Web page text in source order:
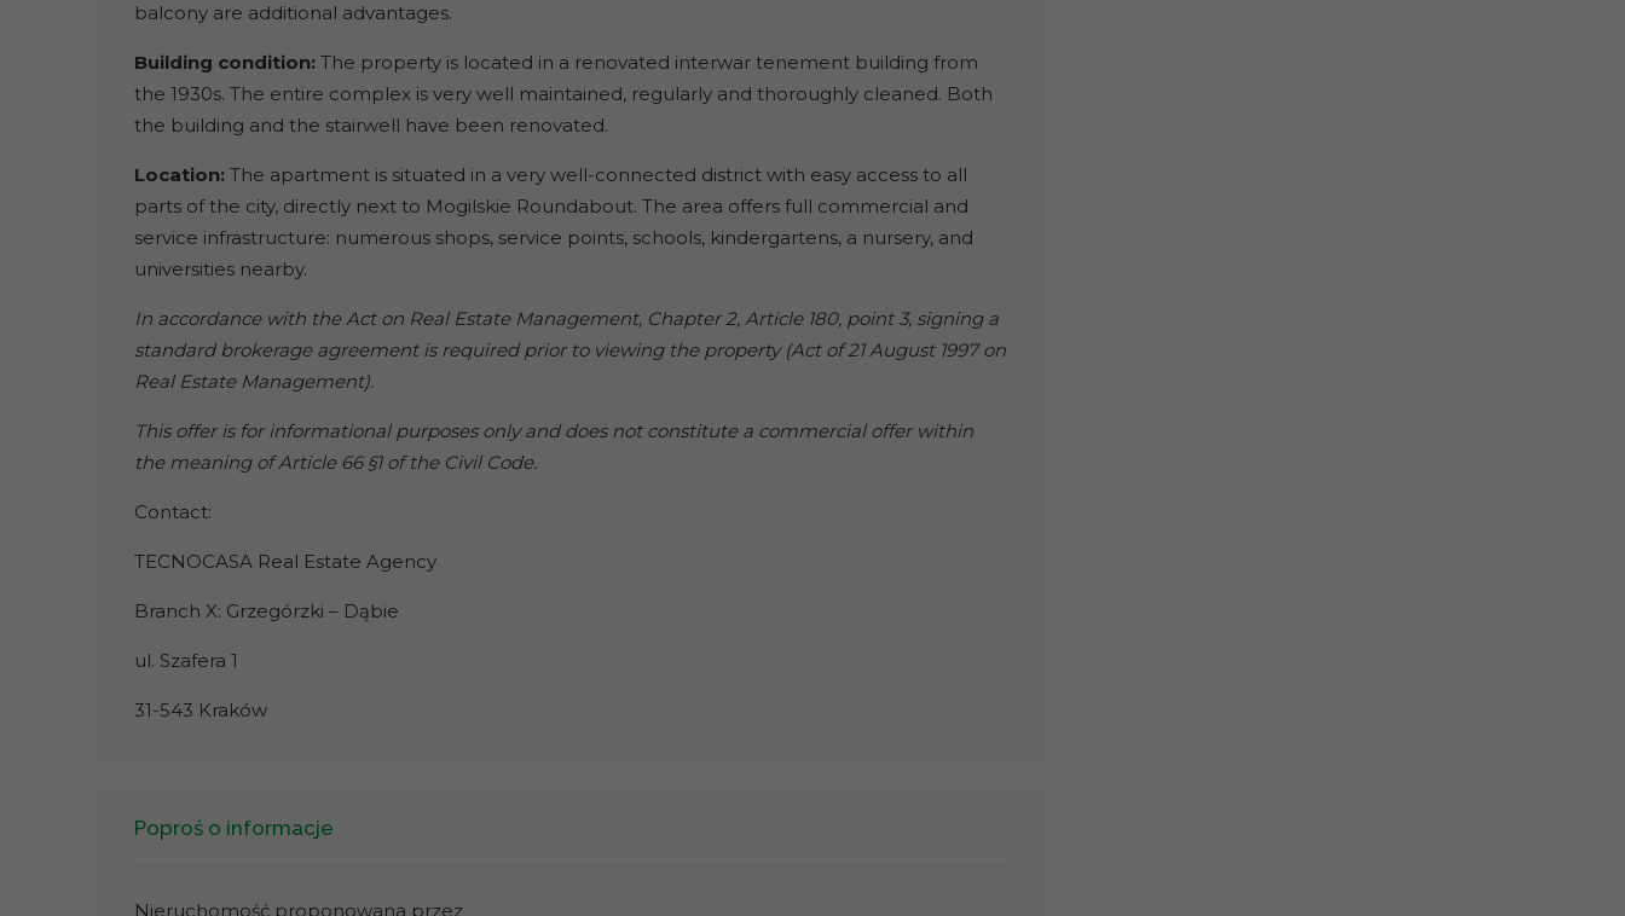
balcony are additional advantages.
Building condition: The property is located in a renovated interwar tenement building from
the 1930s. The entire complex is very well maintained, regularly and thoroughly cleaned. Both
the building and the stairwell have been renovated.
Location: The apartment is situated in a very well-connected district with easy access to all
parts of the city, directly next to Mogilskie Roundabout. The area offers full commercial and
service infrastructure: numerous shops, service points, schools, kindergartens, a nursery, and
universities nearby.
In accordance with the Act on Real Estate Management, Chapter 2, Article 180, point 3, signing a
standard brokerage agreement is required prior to viewing the property (Act of 21 August 1997 on
Real Estate Management).
This offer is for informational purposes only and does not constitute a commercial offer within
the meaning of Article 66 §1 of the Civil Code.
Contact:
TECNOCASA Real Estate Agency
Branch X: Grzegórzki – Dąbie
ul. Szafera 1
31-543 Kraków
Poproś o informacje
Nieruchomość proponowana przez